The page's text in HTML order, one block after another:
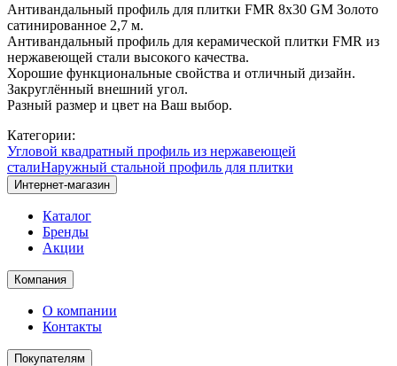
Антивандальный профиль для плитки FMR 8х30 GM Золото
сатинированное 2,7 м.
Антивандальный профиль для керамической плитки FMR из
нержавеющей стали высокого качества.
Хорошие функциональные свойства и отличный дизайн.
Закруглённый внешний угол.
Разный размер и цвет на Ваш выбор.
Категории:
Угловой квадратный профиль из нержавеющей
сталиНаружный стальной профиль для плитки
Интернет-магазин
Каталог
Бренды
Акции
Компания
О компании
Контакты
Покупателям